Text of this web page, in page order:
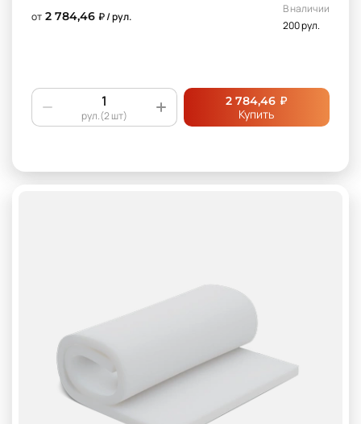
от 2 784,46 ₽ / рул.
В наличии
200 рул.
рул.(2 шт)
2 784,46 ₽
Купить